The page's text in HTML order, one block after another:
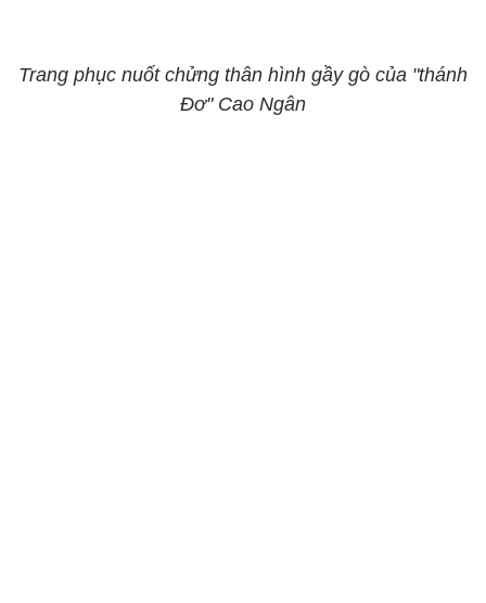
Trang phục nuốt chửng thân hình gầy gò của "thánh
Đơ" Cao Ngân